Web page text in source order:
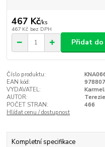
467 Kč/ks
467 Kč bez DPH
Přidat do
Číslo produktu:
EAN kód:
VYDAVATEL:
AUTOR:
POČET STRAN:
466
Hlídat cenu / dostupnost
Kompletní specifikace